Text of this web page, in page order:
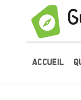
ACCUEIL